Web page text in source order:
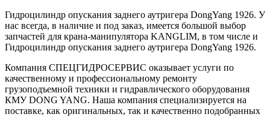
Гидроцилиндр опускания заднего аутригера DongYang 1926. У
нас всегда, в наличие и под заказ, имеется большой выбор
запчастей для крана-манипулятора KANGLIM, в том числе и
Гидроцилиндр опускания заднего аутригера DongYang 1926.
Компания СПЕЦГИДРОСЕРВИС оказывает услуги по
качественному и профессиональному ремонту
грузоподъемной техники и гидравлического оборудования
КМУ DONG YANG. Наша компания специализируется на
поставке, как оригинальных, так и качественно подобранных